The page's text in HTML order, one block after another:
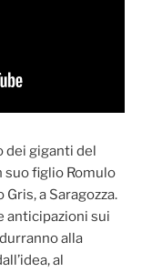
dei giganti del
suo figlio Romulo
a Saragozza.
anticipazioni sui
alla
al